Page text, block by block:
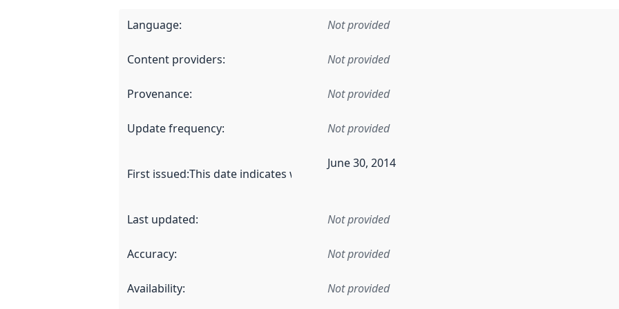
Language: Not provided
Content providers: Not provided
Provenance: Not provided
Update frequency: Not provided
First issued:This date indicates when the data in this dataset was first released. It may have
June 30, 2014
Last updated: Not provided
Accuracy: Not provided
Availability: Not provided